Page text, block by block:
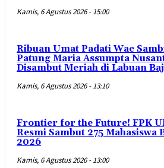
Kamis, 6 Agustus 2026 - 15:00
Ribuan Umat Padati Wae
Patung Maria Assumpta
Disambut Meriah di Labuan
Kamis, 6 Agustus 2026 - 13:10
Frontier for the Future! FPK
Resmi Sambut 275 Mahasiswa
2026
Kamis, 6 Agustus 2026 - 13:00